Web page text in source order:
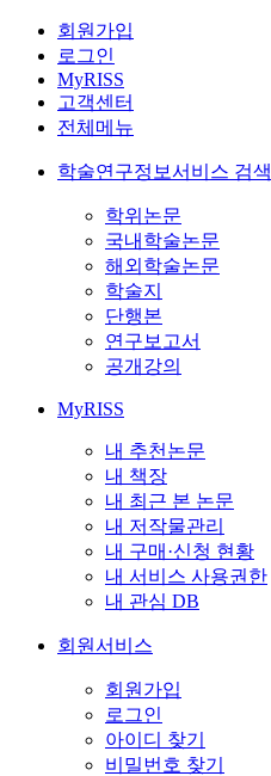
회원가입
로그인
MyRISS
고객센터
전체메뉴
학술연구정보서비스 검색
학위논문
국내학술논문
해외학술논문
학술지
단행본
연구보고서
공개강의
MyRISS
내 추천논문
내 책장
내 최근 본 논문
내 저작물관리
내 구매·신청 현황
내 서비스 사용권한
내 관심 DB
회원서비스
회원가입
로그인
아이디 찾기
비밀번호 찾기